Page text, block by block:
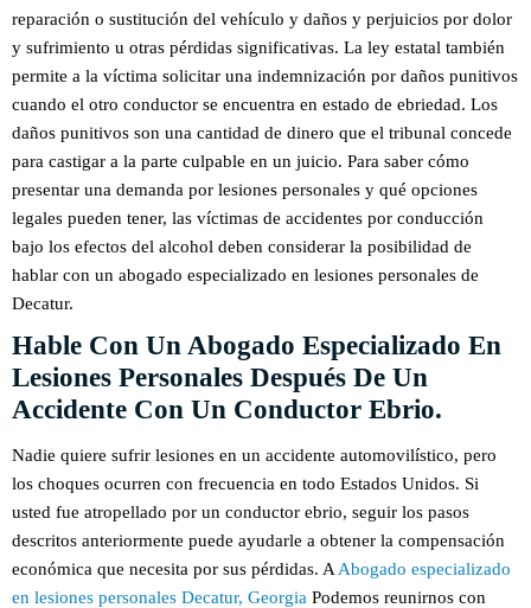
reparación o sustitución del vehículo y daños y perjuicios por dolor
y sufrimiento u otras pérdidas significativas. La ley estatal también
permite a la víctima solicitar una indemnización por daños punitivos
cuando el otro conductor se encuentra en estado de ebriedad. Los
daños punitivos son una cantidad de dinero que el tribunal concede
para castigar a la parte culpable en un juicio. Para saber cómo
presentar una demanda por lesiones personales y qué opciones
legales pueden tener, las víctimas de accidentes por conducción
bajo los efectos del alcohol deben considerar la posibilidad de
hablar con un abogado especializado en lesiones personales de
Decatur.
Hable Con Un Abogado Especializado En
Lesiones Personales Después De Un
Accidente Con Un Conductor Ebrio.
Nadie quiere sufrir lesiones en un accidente automovilístico, pero
los choques ocurren con frecuencia en todo Estados Unidos. Si
usted fue atropellado por un conductor ebrio, seguir los pasos
descritos anteriormente puede ayudarle a obtener la compensación
económica que necesita por sus pérdidas. A Abogado especializado
en lesiones personales Decatur, Georgia Podemos reunirnos con